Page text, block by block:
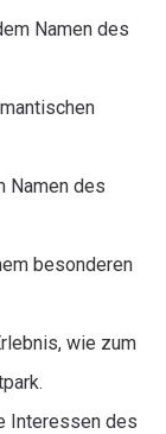
Namen des
Namen des
besonderen
wie zum
Interessen des